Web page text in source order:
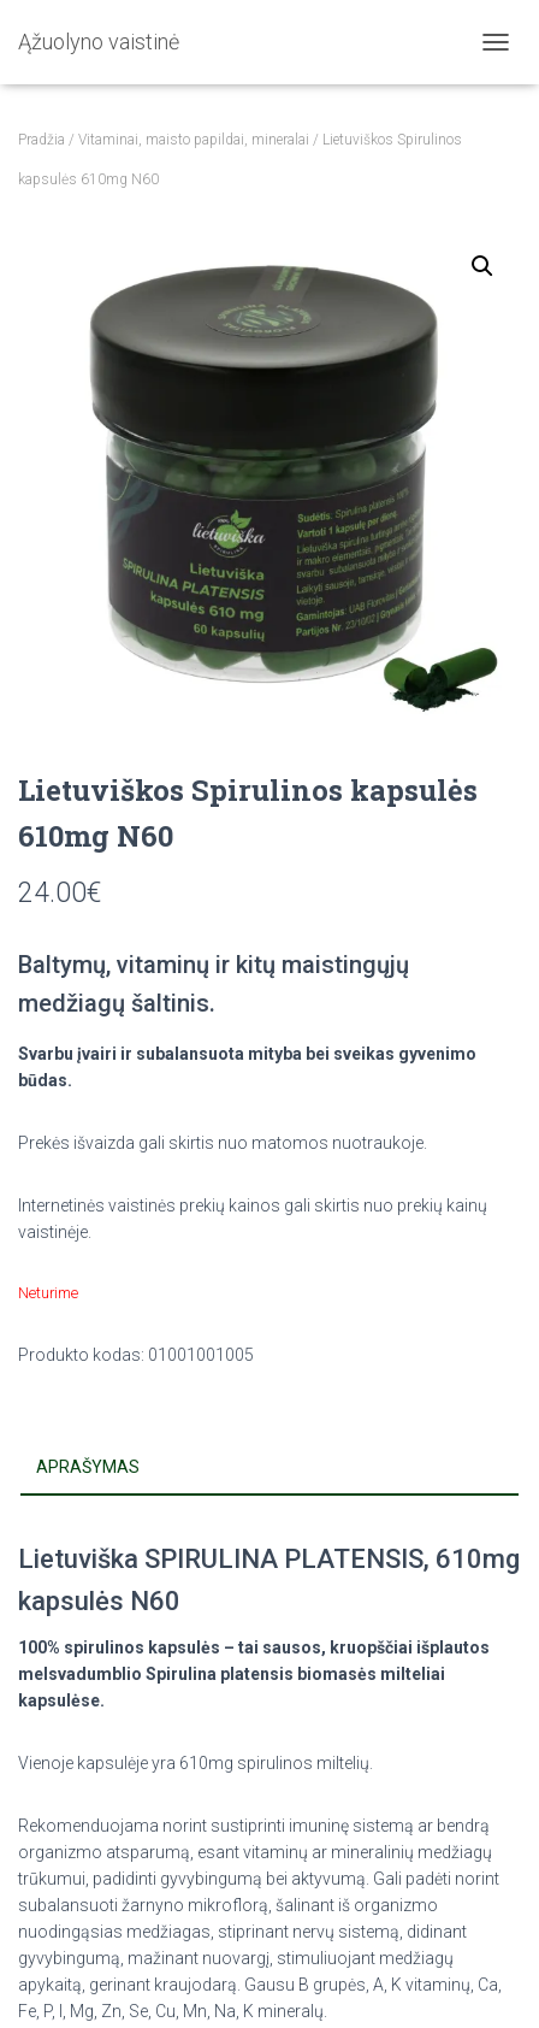
Ąžuolyno vaistinė
O
Pradžia / Vitaminai, maisto papildai, mineralai / Lietuviškos Spirulinos
kapsulės 610mg N60
Lietuviškos Spirulinos kapsulės
610mg N60
24.00€
Baltymų, vitaminų ir kitų maistingųjų
medžiagų šaltinis.
Svarbu įvairi ir subalansuota mityba bei sveikas gyvenimo
būdas.
Prekės išvaizda gali skirtis nuo matomos nuotraukoje.
Internetinės vaistinės prekių kainos gali skirtis nuo prekių kainų
vaistinėje.
Neturime
Produkto kodas: 01001001005
APRAŠYMAS
Lietuviška SPIRULINA PLATENSIS, 610mg
kapsulės N60
100% spirulinos kapsulės – tai sausos, kruopščiai išplautos
melsvadumblio Spirulina platensis biomasės milteliai
kapsulėse.
Vienoje kapsulėje yra 610mg spirulinos miltelių.
Rekomenduojama norint sustiprinti imuninę sistemą ar bendrą
organizmo atsparumą, esant vitaminų ar mineralinių medžiagų
trūkumui, padidinti gyvybingumą bei aktyvumą. Gali padėti norint
subalansuoti žarnyno mikroflorą, šalinant iš organizmo
nuodingąsias medžiagas, stiprinant nervų sistemą, didinant
gyvybingumą, mažinant nuovargį, stimuliuojant medžiagų
apykaitą, gerinant kraujodarą. Gausu B grupės, A, K vitaminų, Ca,
Fe, P, I, Mg, Zn, Se, Cu, Mn, Na, K mineralų.